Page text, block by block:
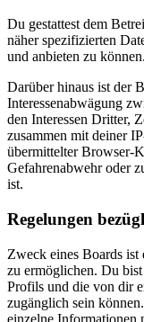
Du gestattest dem
näher spezifizierten
und anbieten zu können.
Darüber hinaus ist der
Interessenabwägung
den Interessen Dritter,
zusammen mit deiner
übermittelter Browser-
Gefahrenabwehr oder
ist.
Regelungen
Zweck eines Boards ist
zu ermöglichen. Du
Profils und die von dir
zugänglich sein
einzelne Informationen